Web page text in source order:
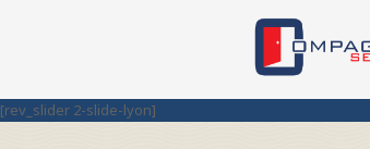
[rev_slider 2-slide-lyon]